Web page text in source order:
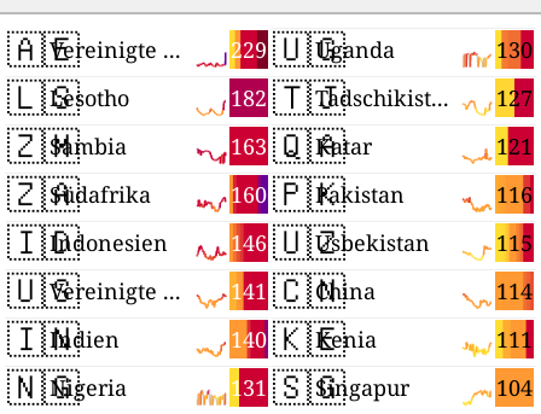
🇦🇪 229
Vereinigte Arabische Emirate
🇱🇸 182
Lesotho
🇿🇲 163
Sambia
🇿🇦 160
Südafrika
🇮🇩 146
Indonesien
🇺🇸 141
Vereinigte Staaten
🇮🇳 140
Indien
🇳🇬 131
Nigeria
🇺🇬 130
Uganda
🇹🇯 127
Tadschikistan
🇶🇦 121
Katar
🇵🇰 116
Pakistan
🇺🇿 115
Usbekistan
🇨🇳 114
China
🇰🇪 111
Kenia
🇸🇬 104
Singapur